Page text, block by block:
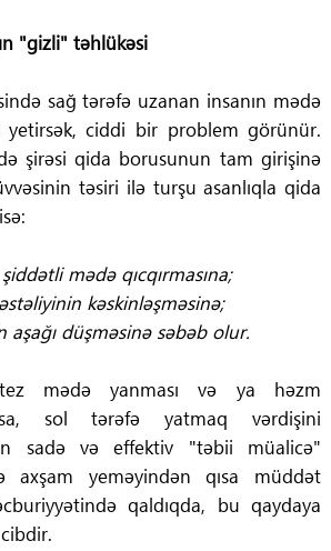
"gizli" təhlükəsi
sağ tərəfə uzanan insanın mədə
yetirsək, ciddi bir problem görünür.
şirəsi qida borusunun tam girişinə
təsiri ilə turşu asanlıqla qida
mədə qıcqırmasına;
kəskinləşməsinə;
aşağı düşməsinə səbəb olur.
mədə yanması və ya həzm
sol tərəfə yatmaq vərdişini
sadə və effektiv "təbii müalicə"
axşam yeməyindən qısa müddət
qaldıqda, bu qaydaya